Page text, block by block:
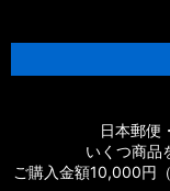
日本郵便
いくつ商品
ご購入金額10,000円